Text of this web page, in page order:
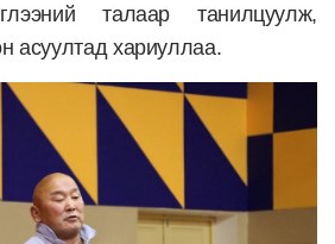
талаар танилцуулж,
асуултад хариуллаа.